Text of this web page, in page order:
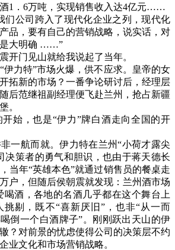
1．6万吨，实现销售收入达4亿元……
公司跨入了现代化企业之列，现代化
品，要有自己的营销战略，说实话，对
是大明确 ……”
门见山就给我说起了当年。
力特”市场火爆，供不应求。皇帝的女
拓新的市场？一番争论研讨后，经理层
后范继祖副经理便飞赴兰州，抢占新疆
。
，也是“伊力”牌白酒走向全国的开
航而就。伊力特在兰州“小荷才露尖
决策者的勇气和胆识，也由于蒋天德长
当年“英雄本色”就通过销售员的餐桌走
户，但随后侯朝震就发现：兰州酒市场
喝酒，各地的名酒几乎都在这个舞台上
挑剔，既不“喜新厌旧”，也非“从一而
倒一个白酒牌子”。刚刚跃出天山的伊
？对前景的忧虑使得公司的决策层不约
业文化和市场营销战略。